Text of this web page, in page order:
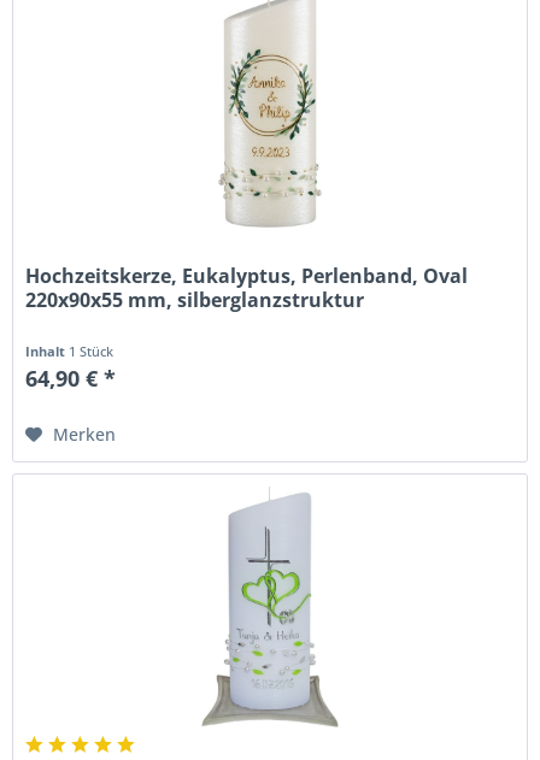
Hochzeitskerze, Eukalyptus, Perlenband, Oval
220x90x55 mm, silberglanzstruktur
Inhalt 1 Stück
64,90 € *
Merken